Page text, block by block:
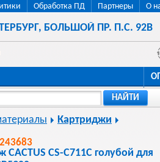
Обработка ПД Партнеры
О
, БОЛЬШОЙ ПР. П.С. 92В
НАЙТИ
Картриджи
243683
CACTUS CS-C711C голубой для